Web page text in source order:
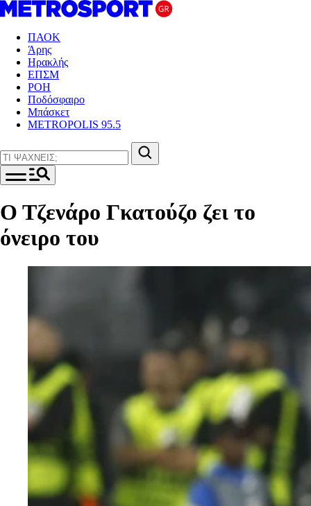
ΠΑΟΚ
Άρης
Ηρακλής
ΕΠΣΜ
ΡΟΗ
Ποδόσφαιρο
Μπάσκετ
METROPOLIS 95.5
Ο Τζενάρο Γκατούζο ζει το
όνειρο του